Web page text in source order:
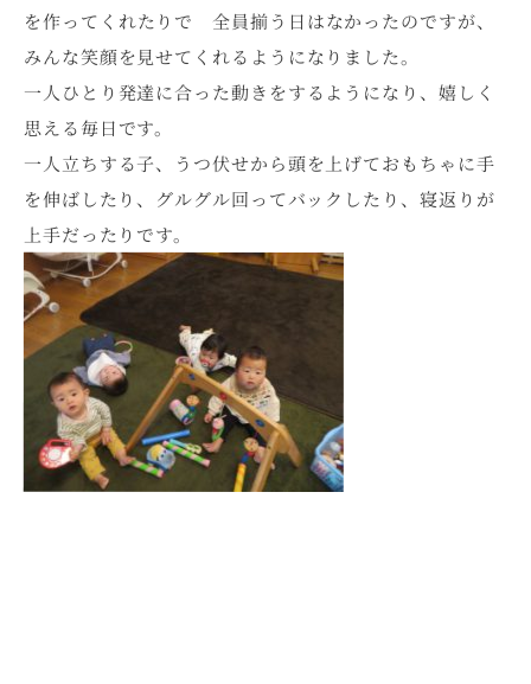
を作ってくれたりで 全員揃う日はなかったのですが、
みんな笑顔を見せてくれるようになりました。
一人ひとり発達に合った動きをするようになり、嬉しく
思える毎日です。
一人立ちする子、うつ伏せから頭を上げておもちゃに手
を伸ばしたり、グルグル回ってバックしたり、寝返りが
上手だったりです。